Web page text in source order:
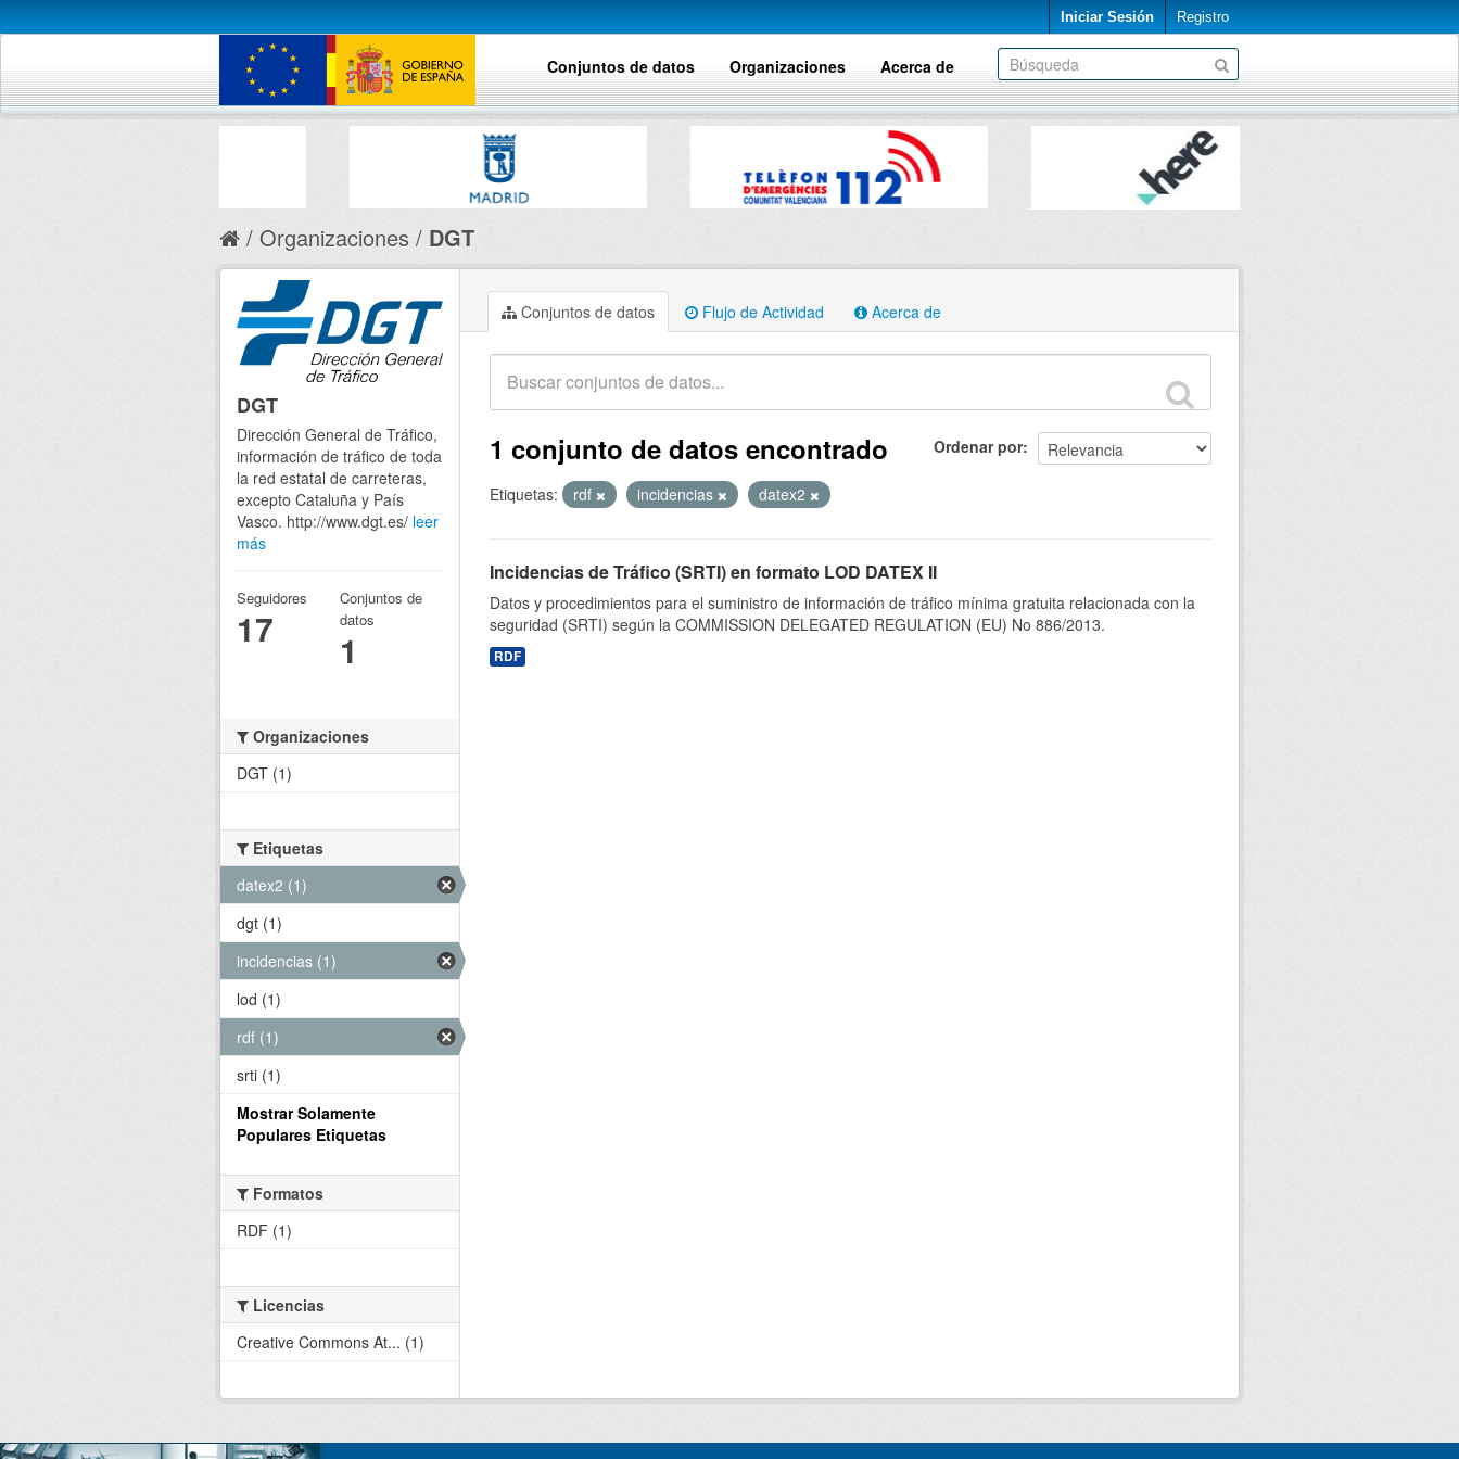
Iniciar Sesión Registro
Conjuntos de datos Organizaciones Acerca de
Organizaciones DGT
Conjuntos de datos Flujo de Actividad Acerca de
Ordenar por
1 conjunto de datos encontrado
Etiquetas: rdf incidencias datex2
Incidencias de Tráfico (SRTI) en formato LOD DATEX II
Datos y procedimientos para el suministro de información de tráfico mínima gratuita relacionada con la
seguridad (SRTI) según la COMMISSION DELEGATED REGULATION (EU) No 886/2013.
RDF
DGT
Dirección General de Tráfico,
información de tráfico de toda
la red estatal de carreteras,
excepto Cataluña y País
Vasco. http://www.dgt.es/ leer
más
Seguidores
17
Conjuntos de
datos
1
Organizaciones
DGT (1)
Etiquetas
datex2 (1)
dgt (1)
incidencias (1)
lod (1)
rdf (1)
srti (1)
Mostrar Solamente
Populares Etiquetas
Formatos
RDF (1)
Licencias
Creative Commons At... (1)